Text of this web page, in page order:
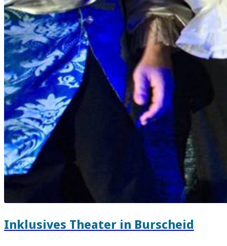
Inklusives Theater in Burscheid